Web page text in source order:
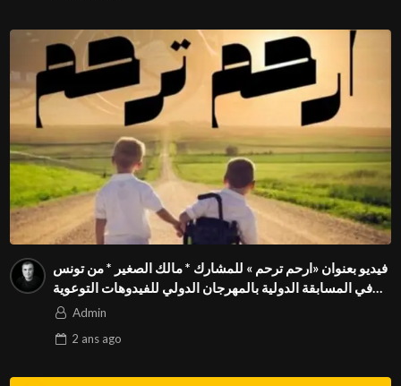
فيديو بعنوان «ارحم ترحم » للمشارك * مالك الصغير * من تونس
في المسابقة الدولية بالمهرجان الدولي للفيدوهات التوعوية
Season 4 FIVS
Admin
2 ansago